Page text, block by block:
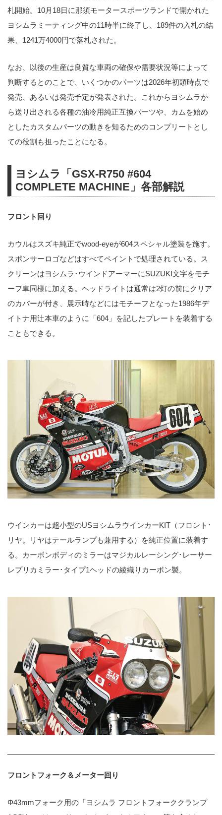
札開始。10月18日に那須モータースポーツランドで開かれた
ヨシムラミーティング中の11時半に終了し、189件の入札の結
果、1241万4000円で落札された。
なお、以後の生産は良質な車両の確保や需要状況等によって
判断するとのことで、いくつかのパーツは2026年初頭時点で
発売、あるいは発売予定が発表された。これからヨシムラか
ら送り出される各種の油冷用純正互換パーツや、カムを始め
としたカスタムパーツの動きを知るためのコンプリートとし
ての役割も担ったことになる。
ヨシムラ「GSX-R750 #604
COMPLETE MACHINE」各部解説
フロント回り
カウルはスズキ純正でwood-eyeが604スペシャル塗装を施す。
スポンサーロゴなどはすべてペイントで処理されている。ス
クリーンはヨシムラ･ウインドアーマーにSUZUKI文字をモチ
ーフ車同様に加える。ヘッドライトは通常は2灯の前にクリア
のカバーが付き、展示時などにはモチーフとなった1986年デ
イトナ用辻本車のように「604」を記したプレートを装着する
こともできる。
ウインカーは超小型のUSヨシムラウインカーKIT（フロント･
リヤ。リヤはテールランプも兼用する）を純正位置に装着す
る。カーボンボディのミラーはマジカルレーシング･レーサー
レプリカミラー･タイプ1ヘッドの綾織りカーボン製。
フロントフォーク＆メーター回り
Φ43mmフォーク用の「ヨシムラ フロントフォーククランプ